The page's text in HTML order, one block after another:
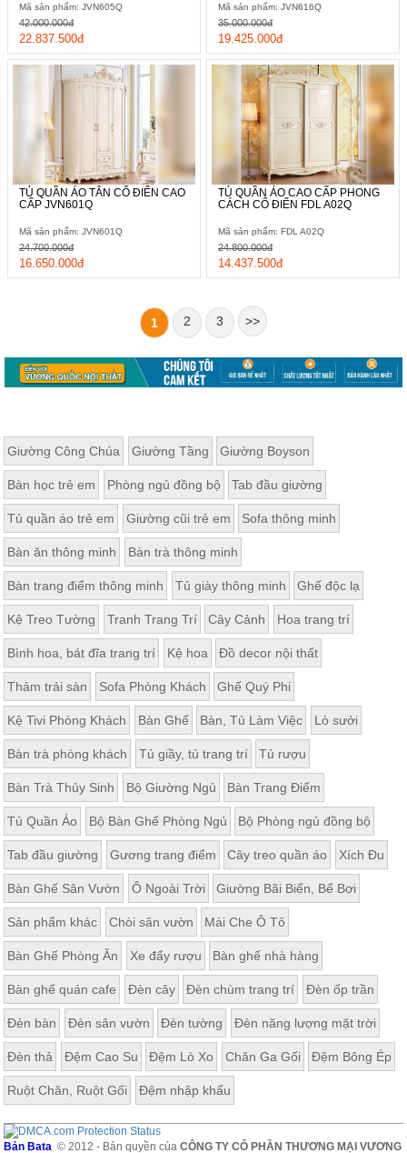
Mã sản phẩm: JVN605Q
22.837.500đ
42.000.000đ
Mã sản phẩm: JVN616Q
19.425.000đ
35.000.000đ
TỦ QUẦN ÁO TÂN CỔ ĐIỂN CAO
CẤP JVN601Q
Mã sản phẩm: JVN601Q
16.650.000đ
24.700.000đ
TỦ QUẦN ÁO CAO CẤP PHONG
CÁCH CỔ ĐIỂN FDL A02Q
Mã sản phẩm: FDL A02Q
14.437.500đ
24.800.000đ
1 2 3 >>
Giường Công Chúa Giường Tầng Giường Boyson
Bàn học trẻ em Phòng ngủ đồng bộ Tab đầu giường
Tủ quần áo trẻ em Giường cũi trẻ em Sofa thông minh
Bàn ăn thông minh Bàn trà thông minh
Bàn trang điểm thông minh Tủ giày thông minh Ghế độc lạ
Kệ Treo Tường Tranh Trang Trí Cây Cảnh Hoa trang trí
Bình hoa, bát đĩa trang trí Kệ hoa Đồ decor nội thất
Thảm trải sàn Sofa Phòng Khách Ghế Quý Phi
Kệ Tivi Phòng Khách Bàn Ghế Bàn, Tủ Làm Việc Lò sưởi
Bàn trà phòng khách Tủ giầy, tủ trang trí Tủ rượu
Bàn Trà Thủy Sinh Bộ Giường Ngủ Bàn Trang Điểm
Tủ Quần Áo Bộ Bàn Ghế Phòng Ngủ Bộ Phòng ngủ đồng bộ
Tab đầu giường Gương trang điểm Cây treo quần áo Xích Đu
Bàn Ghế Sân Vườn Ô Ngoài Trời Giường Bãi Biển, Bể Bơi
Sản phẩm khác Chòi sân vườn Mái Che Ô Tô
Bàn Ghế Phòng Ăn Xe đẩy rượu Bàn ghế nhà hàng
Bàn ghế quán cafe Đèn cây Đèn chùm trang trí Đèn ốp trần
Đèn bàn Đèn sân vườn Đèn tường Đèn năng lượng mặt trời
Đèn thả Đệm Cao Su Đệm Lò Xo Chăn Ga Gối Đệm Bông Ép
Ruột Chăn, Ruột Gối Đệm nhập khẩu
Bản Bata © 2012 - Bản quyền củaCÔNG TY CỔ PHẦN THƯƠNG MẠI VƯƠNG